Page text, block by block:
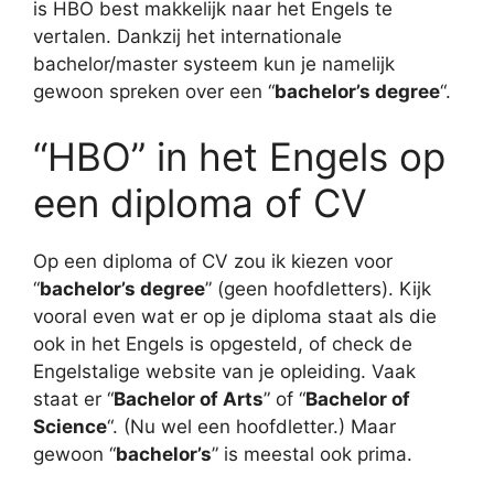
is HBO best makkelijk naar het Engels te
vertalen. Dankzij het internationale
bachelor/master systeem kun je namelijk
gewoon spreken over een “bachelor’s degree“.
“HBO” in het Engels op
een diploma of CV
Op een diploma of CV zou ik kiezen voor
“bachelor’s degree” (geen hoofdletters). Kijk
vooral even wat er op je diploma staat als die
ook in het Engels is opgesteld, of check de
Engelstalige website van je opleiding. Vaak
staat er “Bachelor of Arts” of “Bachelor of
Science“. (Nu wel een hoofdletter.) Maar
gewoon “bachelor’s” is meestal ook prima.